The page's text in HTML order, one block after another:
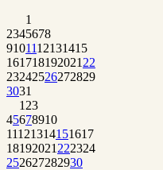
1
2345678
9101112131415
161718192021 22
23242526272829
3031
1 23
45678910
11121314151617
18192021 222324
252627282930